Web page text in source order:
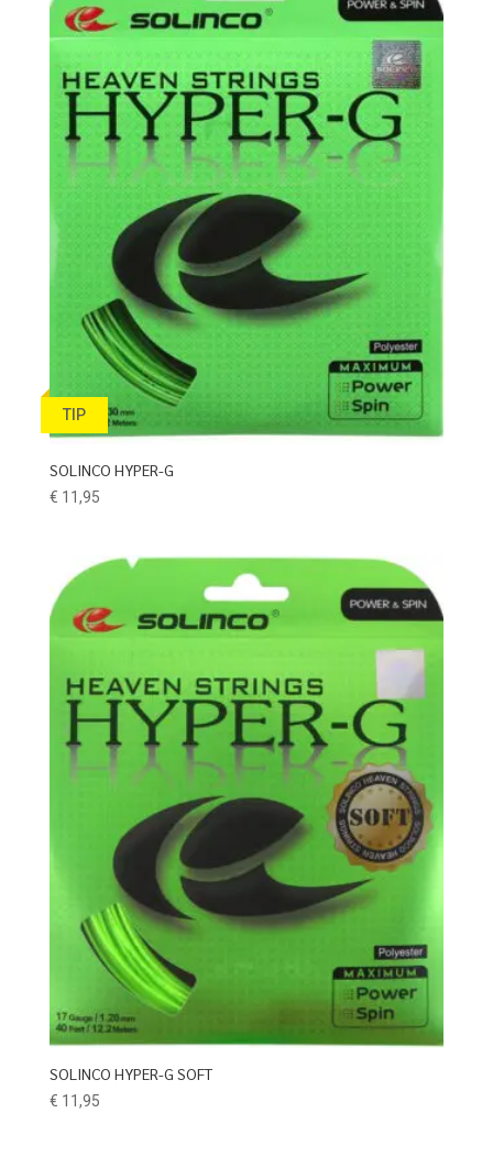
TIP
SOLINCO HYPER-G
€ 11,95
SOLINCO HYPER-G SOFT
€ 11,95